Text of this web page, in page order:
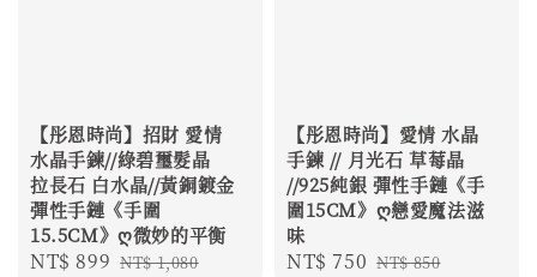
【彤恩時尚】招財 愛情
水晶手鍊//綠碧璽髮晶
拉長石 白水晶//黃銅鍍金
彈性手鏈《手圍
15.5CM》ღ微妙的平衡
Sale
NT$ 899 Regular
NT$ 1,080
【彤恩時尚】愛情 水晶
手鍊 // 月光石 草莓晶
//925純銀 彈性手鏈《手
圍15CM》ღ戀愛魔法滋
味
Sale
NT$ 750 Regular
NT$ 850